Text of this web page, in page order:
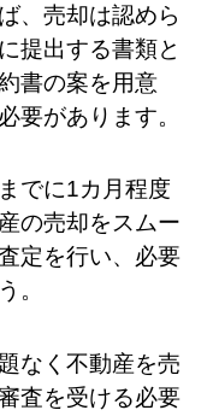
、売却は認めら
提出する書類と
書の案を用意
要があります。
でに1カ月程度
の売却をスムー
定を行い、必要
。
なく不動産を売
査を受ける必要